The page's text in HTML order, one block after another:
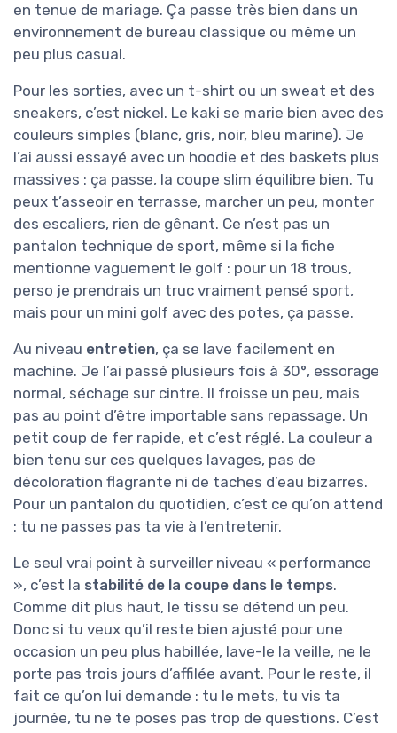
en tenue de mariage. Ça passe très bien dans un
environnement de bureau classique ou même un
peu plus casual.
Pour les sorties, avec un t-shirt ou un sweat et des
sneakers, c’est nickel. Le kaki se marie bien avec des
couleurs simples (blanc, gris, noir, bleu marine). Je
l’ai aussi essayé avec un hoodie et des baskets plus
massives : ça passe, la coupe slim équilibre bien. Tu
peux t’asseoir en terrasse, marcher un peu, monter
des escaliers, rien de gênant. Ce n’est pas un
pantalon technique de sport, même si la fiche
mentionne vaguement le golf : pour un 18 trous,
perso je prendrais un truc vraiment pensé sport,
mais pour un mini golf avec des potes, ça passe.
Au niveau entretien, ça se lave facilement en
machine. Je l’ai passé plusieurs fois à 30°, essorage
normal, séchage sur cintre. Il froisse un peu, mais
pas au point d’être importable sans repassage. Un
petit coup de fer rapide, et c’est réglé. La couleur a
bien tenu sur ces quelques lavages, pas de
décoloration flagrante ni de taches d’eau bizarres.
Pour un pantalon du quotidien, c’est ce qu’on attend
: tu ne passes pas ta vie à l’entretenir.
Le seul vrai point à surveiller niveau « performance
», c’est la stabilité de la coupe dans le temps.
Comme dit plus haut, le tissu se détend un peu.
Donc si tu veux qu’il reste bien ajusté pour une
occasion un peu plus habillée, lave-le la veille, ne le
porte pas trois jours d’affilée avant. Pour le reste, il
fait ce qu’on lui demande : tu le mets, tu vis ta
journée, tu ne te poses pas trop de questions. C’est